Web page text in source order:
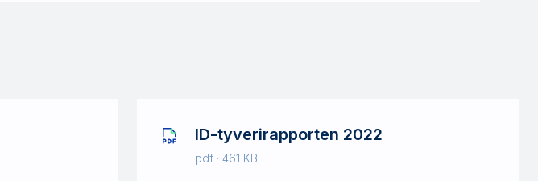
ID-tyverirapporten 2022
pdf · 461 KB